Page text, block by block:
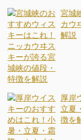
宮城
カウ
解説
厚岸
立夏
徴を